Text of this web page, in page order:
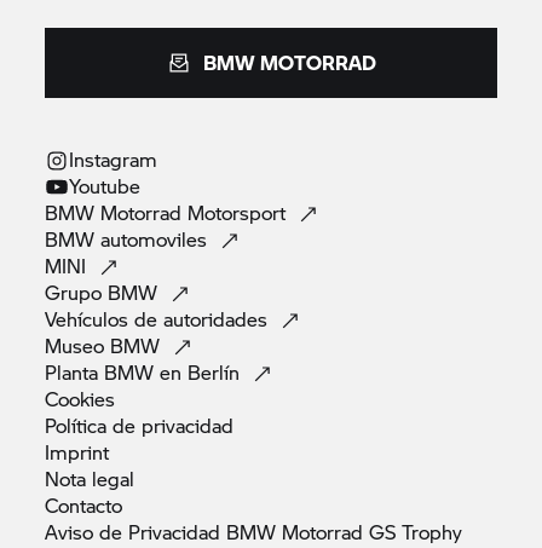
BMW MOTORRAD
Instagram
Youtube
BMW Motorrad Motorsport
BMWautomoviles
MINI
Grupo BMW
Vehículos deautoridades
Museo BMW
Planta BMW en Berlín
Cookies
Política de privacidad
Imprint
Nota legal
Contacto
Aviso de Privacidad BMW Motorrad GSTrophy